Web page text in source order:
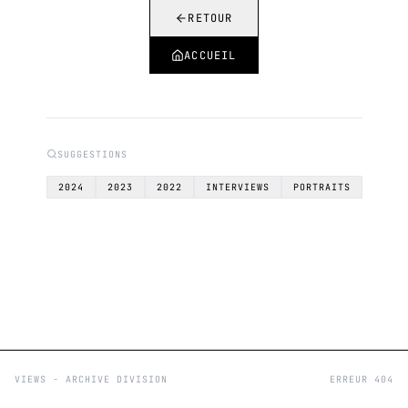
RETOUR
ACCUEIL
SUGGESTIONS
2024 2023 2022 INTERVIEWS PORTRAITS
VIEWS - ARCHIVE DIVISION ERREUR 404